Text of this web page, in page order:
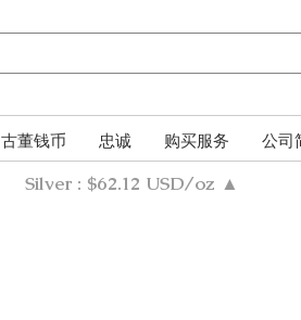
古董钱币 忠诚 购买服务 公司
Silver : $62.12 USD/oz ▲